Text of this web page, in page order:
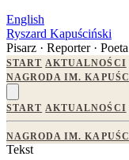
English
Ryszard Kapuściński
Pisarz · Reporter · Poeta
START AKTUALNOŚCI
NAGRODA IM.
START AKTUALNOŚCI
NAGRODA IM.
Tekst